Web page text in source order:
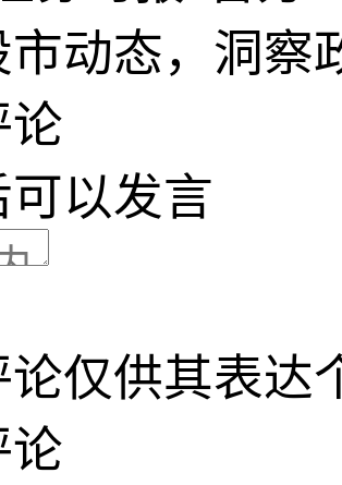
市动态，洞察
论
可以发言
论仅供其表达
论